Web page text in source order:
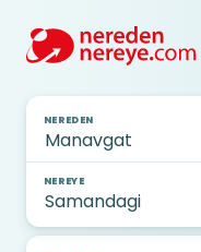
NEREDEN
NEREYE